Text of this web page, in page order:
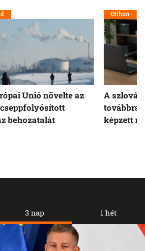
3 nap 1 hét
Unió növelte az
behozatalát
Otthon
A
továbbra
képzett